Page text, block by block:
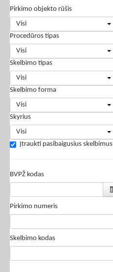
Pirkimo objekto rūšis
Visi
Procedūros tipas
Visi
Skelbimo tipas
Visi
Skelbimo forma
Visi
Skyrius
Visi
Įtraukti pasibaigusius skelbimus
BVPŽ kodas
Pirkimo numeris
Skelbimo kodas